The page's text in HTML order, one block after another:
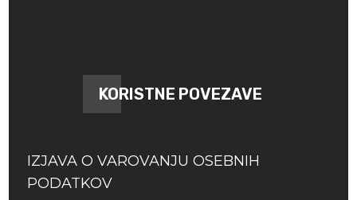
KORISTNE POVEZAVE
IZJAVA O VAROVANJU OSEBNIH
PODATKOV